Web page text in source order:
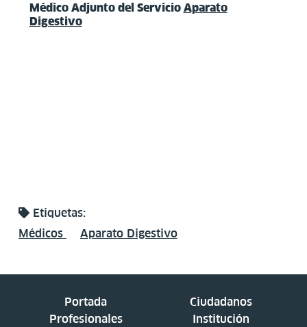
Médico Adjunto del Servicio Aparato
Digestivo
Etiquetas:
Médicos
Aparato Digestivo
Portada
Ciudadanos
Profesionales
Institución